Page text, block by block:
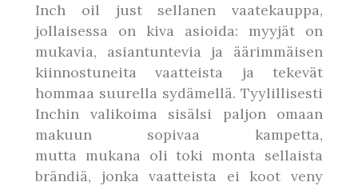
Inch oil just sellanen vaatekauppa,
jollaisessa on kiva asioida: myyjät on
mukavia, asiantuntevia ja äärimmäisen
kiinnostuneita vaatteista ja tekevät
hommaa suurella sydämellä. Tyylillisesti
Inchin valikoima sisälsi paljon omaan
makuun sopivaa kampetta,
mutta mukana oli toki monta sellaista
brändiä, jonka vaatteista ei koot veny